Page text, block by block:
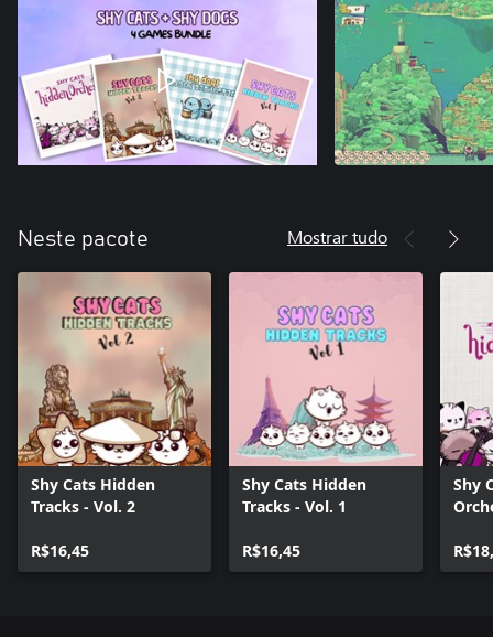
Neste pacote Mostrar tudo
Shy Cats Hidden
Tracks - Vol. 2
R$16,45
Shy Cats Hidden
Tracks - Vol. 1
R$16,45
Shy